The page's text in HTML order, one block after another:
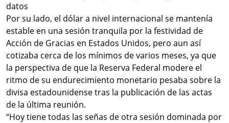
datos
Por su lado, el dólar a nivel internacional se mantenía
estable en una sesión tranquila por la festividad de
Acción de Gracias en Estados Unidos, pero aun así
cotizaba cerca de los mínimos de varios meses, ya que
la perspectiva de que la Reserva Federal modere el
ritmo de su endurecimiento monetario pesaba sobre la
divisa estadounidense tras la publicación de las actas
de la última reunión.
“Hoy tiene todas las señas de otra sesión dominada por